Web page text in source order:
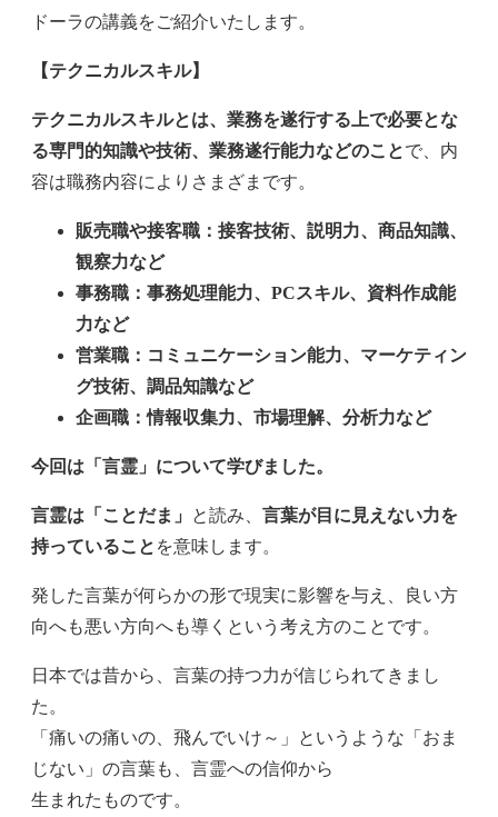
ドーラの講義をご紹介いたします。
【テクニカルスキル】
テクニカルスキルとは、業務を遂行する上で必要とな
る専門的知識や技術、業務遂行能力などのことで、内
容は職務内容によりさまざまです。
販売職や接客職：接客技術、説明力、商品知識、
観察力など
事務職：事務処理能力、PCスキル、資料作成能
力など
営業職：コミュニケーション能力、マーケティン
グ技術、調品知識など
企画職：情報収集力、市場理解、分析力など
今回は「言霊」について学びました。
言霊は「ことだま」 と読み、 言葉が目に見えない力を
持っていること を意味します。
発した言葉が何らかの形で現実に影響を与え、良い方
向へも悪い方向へも導くという考え方のことです。
日本では昔から、言葉の持つ力が信じられてきまし
た。
「痛いの痛いの、飛んでいけ～」というような「おま
じない」の言葉も、言霊への信仰から
生まれたものです。